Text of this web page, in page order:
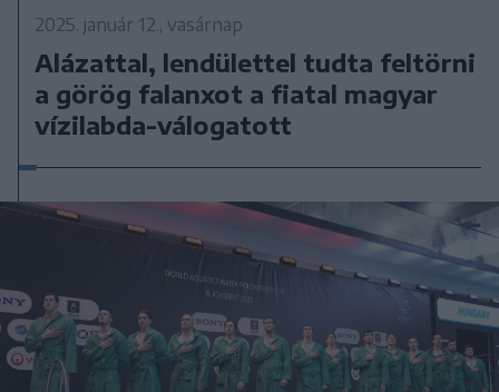
2025. január 12., vasárnap
Alázattal, lendülettel tudta feltörni
a görög falanxot a fiatal magyar
vízilabda-válogatott